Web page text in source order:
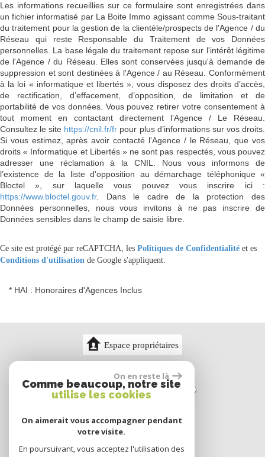
Les informations recueillies sur ce formulaire sont enregistrées dans
un fichier informatisé par La Boite Immo agissant comme Sous-traitant
du traitement pour la gestion de la clientèle/prospects de l'Agence / du
Réseau qui reste Responsable du Traitement de vos Données
personnelles. La base légale du traitement repose sur l'intérêt légitime
de l'Agence / du Réseau. Elles sont conservées jusqu'à demande de
suppression et sont destinées à l'Agence / au Réseau. Conformément
à la loi « informatique et libertés », vous disposez des droits d’accès,
de rectification, d’effacement, d’opposition, de limitation et de
portabilité de vos données. Vous pouvez retirer votre consentement à
tout moment en contactant directement l’Agence / Le Réseau.
Consultez le site https://cnil.fr/fr pour plus d’informations sur vos droits.
Si vous estimez, après avoir contacté l'Agence / le Réseau, que vos
droits « Informatique et Libertés » ne sont pas respectés, vous pouvez
adresser une réclamation à la CNIL. Nous vous informons de
l’existence de la liste d'opposition au démarchage téléphonique «
Bloctel », sur laquelle vous pouvez vous inscrire ici :
https://www.bloctel.gouv.fr. Dans le cadre de la protection des
Données personnelles, nous vous invitons à ne pas inscrire de
Données sensibles dans le champ de saisie libre.
Ce site est protégé par reCAPTCHA, les Politiques de Confidentialité et es
Conditions d'utilisation de Google s'appliquent.
* HAI : Honoraires d'Agences Inclus
Espace propriétaires
On en reste là
Comme beaucoup, notre site
utilise les cookies
On aimerait vous accompagner pendant
votre visite.
En poursuivant, vous acceptez l'utilisation des